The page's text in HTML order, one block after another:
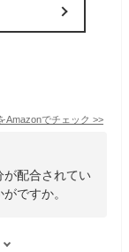
Amazonでチェック >>
が配合されてい
ですか。